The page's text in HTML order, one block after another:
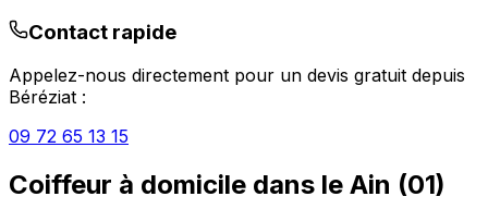
Contact rapide
Appelez-nous directement pour un devis gratuit depuis
Béréziat :
09 72 65 13 15
Coiffeur à domicile dans le Ain (01)